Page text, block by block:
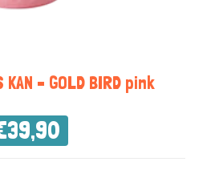
KAN – GOLD BIRD pink
39,90